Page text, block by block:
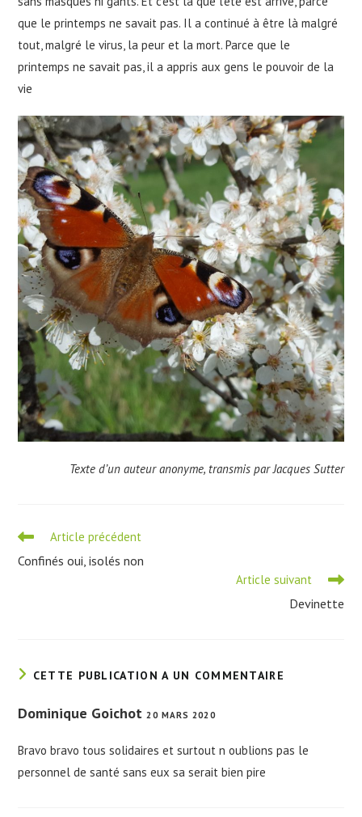
que le printemps ne savait pas. Il a continué à être là malgré
tout, malgré le virus, la peur et la mort. Parce que le
printemps ne savait pas, il a appris aux gens le pouvoir de la
vie
Texte d’un auteur anonyme, transmis par Jacques Sutter
Read
articles
Article précédent
Confinés oui, isolés non
Article suivant
Devinette
CETTE PUBLICATION A UN COMMENTAIRE
Dominique Goichot20 MARS 2020
Bravo bravo tous solidaires et surtout n oublions pas le
personnel de santé sans eux sa serait bien pire